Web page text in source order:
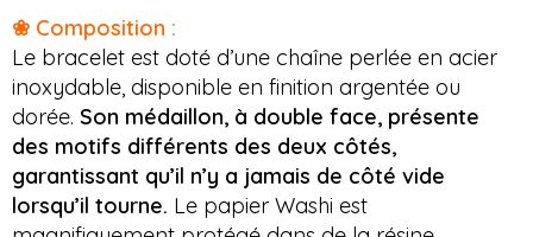
❀ Composition :
Le bracelet est doté d’une chaîne perlée en acier
inoxydable, disponible en finition argentée ou
dorée. Son médaillon, à double face, présente
des motifs différents des deux côtés,
garantissant qu’il n’y a jamais de côté vide
lorsqu’il tourne. Le papier Washi est